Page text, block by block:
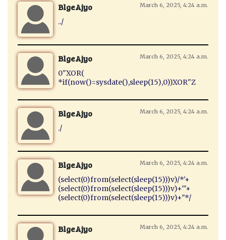
BlgeAjyo March 6, 2025, 4:24 a.m.
../
BlgeAjyo March 6, 2025, 4:24 a.m.
0"XOR(
*if(now()=sysdate(),sleep(15),0))XOR"Z
BlgeAjyo March 6, 2025, 4:24 a.m.
./
BlgeAjyo March 6, 2025, 4:24 a.m.
(select(0)from(select(sleep(15)))v)/*'+
(select(0)from(select(sleep(15)))v)+'"+
(select(0)from(select(sleep(15)))v)+"*/
BlgeAjyo March 6, 2025, 4:24 a.m.